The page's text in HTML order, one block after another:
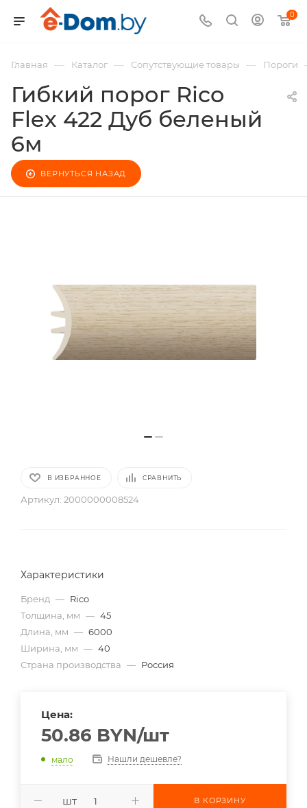
0
Главная — Каталог — Сопутствующие товары — Пороги
Гибкий порог Rico
Flex 422 Дуб беленый
6м
ВЕРНУТЬСЯ НАЗАД
В ИЗБРАННОЕ СРАВНИТЬ
Артикул: 2000000008524
Характеристики
Бренд — Rico
Толщина, мм — 45
Длина, мм — 6000
Ширина, мм — 40
Страна производства — Россия
Цена:
50.86 BYN/шт
мало Нашли дешевле?
шт В КОРЗИНУ